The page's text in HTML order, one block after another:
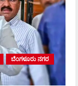
ಬೆಂಗಳೂರು ನಗರ